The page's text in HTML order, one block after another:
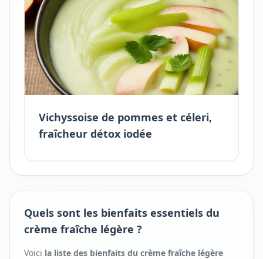
Vichyssoise de pommes et céleri,
fraîcheur détox iodée
Quels sont les bienfaits essentiels du
crème fraîche légère ?
Voici la liste des bienfaits du crème fraîche légère